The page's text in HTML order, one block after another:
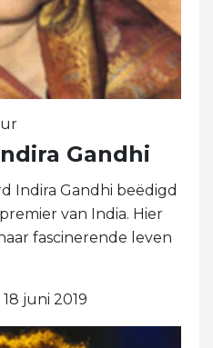
Gandhi
Indira Gandhi beëdigd
van India. Hier
fascinerende leven
juni 2019